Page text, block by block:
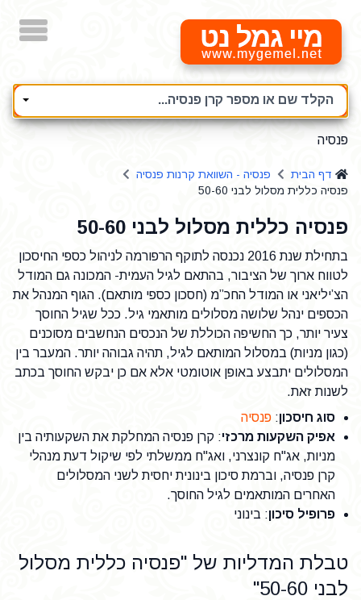
מיי גמל נט
הקלד שם או מספר קרן פנסיה...
פנסיה
דף הבית
פנסיה - השוואת קרנות פנסיה
פנסיה כללית מסלול לבני 50-60
פנסיה כללית מסלול לבני 50-60
בתחילת שנת 2016 נכנסה לתוקף הרפורמה לניהול כספי החיסכון
לטווח ארוך של הציבור, בהתאם לגיל העמית- המכונה גם המודל
הצ’יליאני או המודל החכ”מ (חסכון כספי מותאם). הגוף המנהל את
הכספים ינהל שלושה מסלולים מותאמי גיל. ככל שגיל החוסך
צעיר יותר, כך החשיפה הכוללת של הנכסים הנחשבים מסוכנים
(כגון מניות) במסלול המותאם לגיל, תהיה גבוהה יותר. המעבר בין
המסלולים יתבצע באופן אוטומטי אלא אם כן יבקש החוסך בכתב
לשנות זאת.
סוג חיסכון: פנסיה
אפיק השקעות מרכזי: קרן פנסיה המחלקת את השקעותיה בין
מניות, אג"ח קונצרני, ואג"ח ממשלתי לפי שיקול דעת מנהלי
קרן פנסיה, וברמת סיכון בינונית יחסית לשני המסלולים
האחרים המותאמים לגיל החוסך.
פרופיל סיכון: בינוני
טבלת המדליות של "פנסיה כללית מסלול
לבני 50-60"